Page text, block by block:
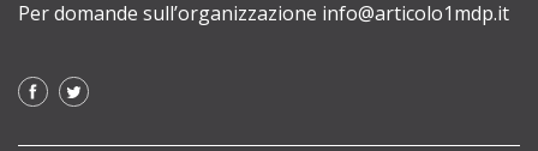
Per domande sull’organizzazione info@articolo1mdp.it